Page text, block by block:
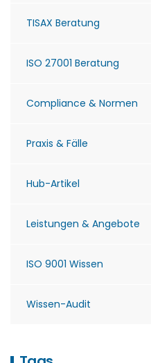
TISAX Beratung
ISO 27001 Beratung
Compliance & Normen
Praxis & Fälle
Hub-Artikel
Leistungen & Angebote
ISO 9001 Wissen
Wissen-Audit